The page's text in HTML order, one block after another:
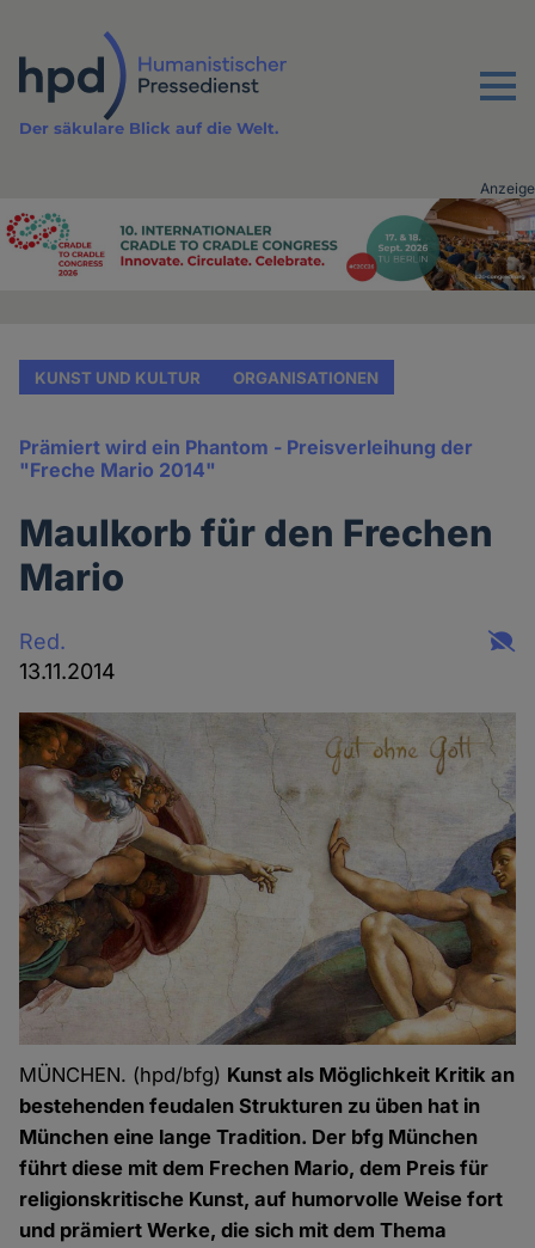
Inhalt
Menu
Der säkulare Blick auf die Welt.
Advertising
Anzeige
KUNST UND KULTUR ORGANISATIONEN
Prämiert wird ein Phantom - Preisverleihung der
"Freche Mario 2014"
Maulkorb für den Frechen
Mario
Red.
13.11.2014
MÜNCHEN. (hpd/bfg) Kunst als Möglichkeit Kritik an
bestehenden feudalen Strukturen zu üben hat in
München eine lange Tradition. Der bfg München
führt diese mit dem Frechen Mario, dem Preis für
religionskritische Kunst, auf humorvolle Weise fort
und prämiert Werke, die sich mit dem Thema